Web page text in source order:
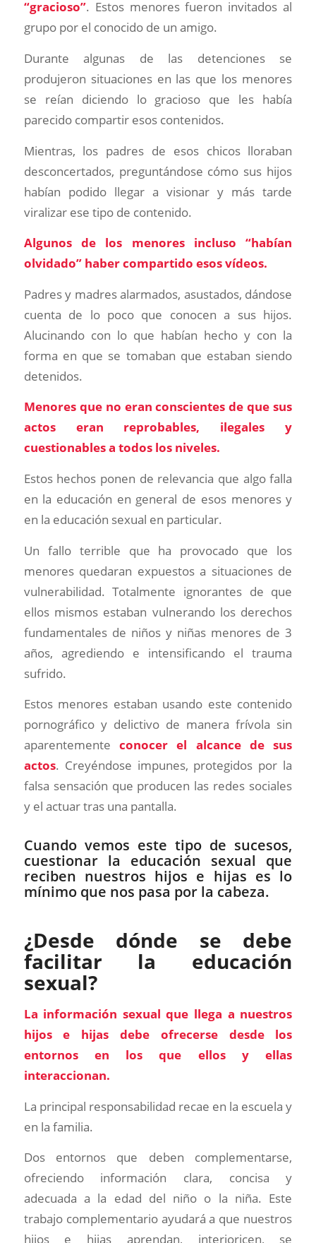
“gracioso”. Estos menores fueron invitados al
grupo por el conocido de un amigo.
Durante algunas de las detenciones se
produjeron situaciones en las que los menores
se reían diciendo lo gracioso que les había
parecido compartir esos contenidos.
Mientras, los padres de esos chicos lloraban
desconcertados, preguntándose cómo sus hijos
habían podido llegar a visionar y más tarde
viralizar ese tipo de contenido.
Algunos de los menores incluso “habían
olvidado” haber compartido esos vídeos.
Padres y madres alarmados, asustados, dándose
cuenta de lo poco que conocen a sus hijos.
Alucinando con lo que habían hecho y con la
forma en que se tomaban que estaban siendo
detenidos.
Menores que no eran conscientes de que sus
actos eran reprobables, ilegales y
cuestionables a todos los niveles.
Estos hechos ponen de relevancia que algo falla
en la educación en general de esos menores y
en la educación sexual en particular.
Un fallo terrible que ha provocado que los
menores quedaran expuestos a situaciones de
vulnerabilidad. Totalmente ignorantes de que
ellos mismos estaban vulnerando los derechos
fundamentales de niños y niñas menores de 3
años, agrediendo e intensificando el trauma
sufrido.
Estos menores estaban usando este contenido
pornográfico y delictivo de manera frívola sin
aparentemente conocer el alcance de sus
actos. Creyéndose impunes, protegidos por la
falsa sensación que producen las redes sociales
y el actuar tras una pantalla.
Cuando vemos este tipo de sucesos,
cuestionar la educación sexual que
reciben nuestros hijos e hijas es lo
mínimo que nos pasa por la cabeza.
¿Desde dónde se debe
facilitar la educación
sexual?
La información sexual que llega a nuestros
hijos e hijas debe ofrecerse desde los
entornos en los que ellos y ellas
interaccionan.
La principal responsabilidad recae en la escuela y
en la familia.
Dos entornos que deben complementarse,
ofreciendo información clara, concisa y
adecuada a la edad del niño o la niña. Este
trabajo complementario ayudará a que nuestros
hijos e hijas aprendan, interioricen, se